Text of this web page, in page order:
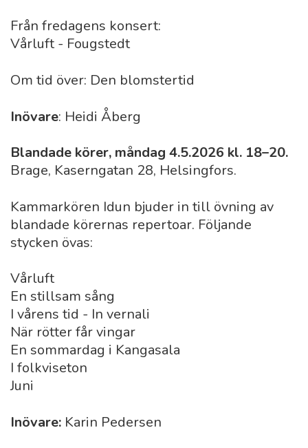
Från fredagens konsert:
Vårluft - Fougstedt
Om tid över: Den blomstertid
Inövare: Heidi Åberg
Blandade körer, måndag 4.5.2026 kl. 18–20.
Brage, Kaserngatan 28, Helsingfors.
Kammarkören Idun bjuder in till övning av
blandade körernas repertoar. Följande
stycken övas:
Vårluft
En stillsam sång
I vårens tid - In vernali
När rötter får vingar
En sommardag i Kangasala
I folkviseton
Juni
Inövare: Karin Pedersen